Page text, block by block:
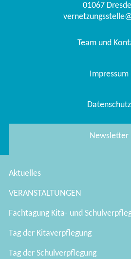
01067
Team und
Impressum
Datenschutz
Newsletter
Aktuelles
VERANSTALTUNGEN
Fachtagung Kita- und
Tag der Kitaverpflegung
Tag der Schulverpflegung